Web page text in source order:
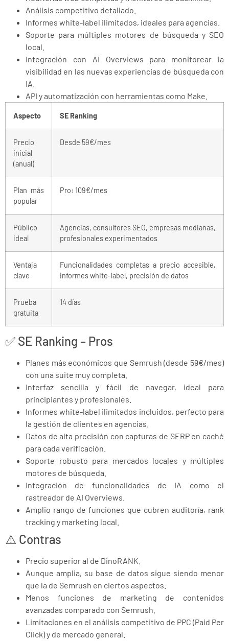
Análisis competitivo detallado.
Informes white-label ilimitados, ideales para agencias.
Soporte para múltiples motores de búsqueda y SEO
local.
Integración con AI Overviews para monitorear la
visibilidad en las nuevas experiencias de búsqueda con
IA.
API y automatización con herramientas como Make.
Aspecto SE Ranking
Precio
inicial
(anual)
Desde 59€/mes
Plan más
popular
Pro: 109€/mes
Público
ideal
Agencias, consultores SEO, empresas medianas,
profesionales experimentados
Ventaja
clave
Funcionalidades completas a precio accesible,
informes white-label, precisión de datos
Prueba
gratuita
14 días
✅ SE Ranking – Pros
Planes más económicos que Semrush (desde 59€/mes)
con una suite muy completa.
Interfaz sencilla y fácil de navegar, ideal para
principiantes y profesionales.
Informes white-label ilimitados incluidos, perfecto para
la gestión de clientes en agencias.
Datos de alta precisión con capturas de SERP en caché
para cada verificación.
Soporte robusto para mercados locales y múltiples
motores de búsqueda.
Integración de funcionalidades de IA como el
rastreador de AI Overviews.
Amplio rango de funciones que cubren auditoría, rank
tracking y marketing local.
⚠️ Contras
Precio superior al de DinoRANK.
Aunque amplia, su base de datos sigue siendo menor
que la de Semrush en ciertos aspectos.
Menos funciones de marketing de contenidos
avanzadas comparado con Semrush.
Limitaciones en el análisis competitivo de PPC (Paid Per
Click) y de mercado general.